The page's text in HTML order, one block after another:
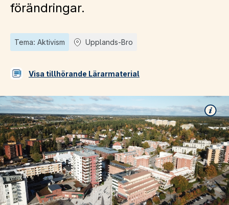
förändringar.
Tema: Aktivism Upplands-Bro
Visa tillhörande Lärarmaterial